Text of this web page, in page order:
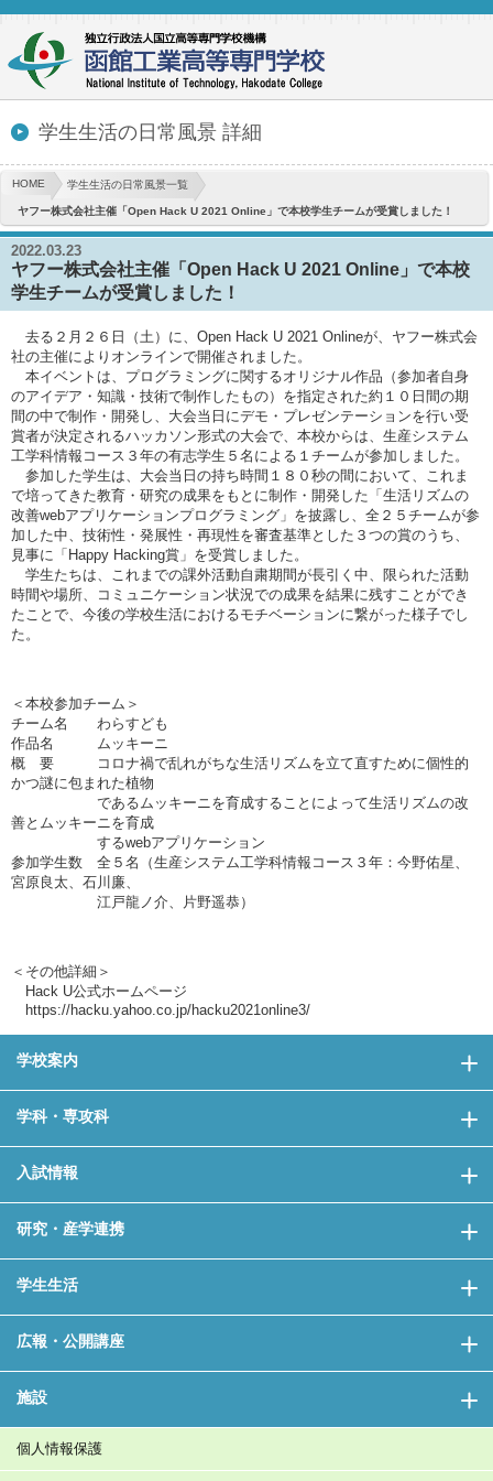
学生生活の日常風景 詳細
HOME 学生生活の日常風景一覧
ヤフー株式会社主催「Open Hack U 2021 Online」で本校学生チームが受賞しました！
2022.03.23
ヤフー株式会社主催「Open Hack U 2021 Online」で本校
学生チームが受賞しました！
去る２月２６日（土）に、Open Hack U 2021 Onlineが、ヤフー株式会
社の主催によりオンラインで開催されました。
本イベントは、プログラミングに関するオリジナル作品（参加者自身
のアイデア・知識・技術で制作したもの）を指定された約１０日間の期
間の中で制作・開発し、大会当日にデモ・プレゼンテーションを行い受
賞者が決定されるハッカソン形式の大会で、本校からは、生産システム
工学科情報コース３年の有志学生５名による１チームが参加しました。
参加した学生は、大会当日の持ち時間１８０秒の間において、これま
で培ってきた教育・研究の成果をもとに制作・開発した「生活リズムの
改善webアプリケーションプログラミング」を披露し、全２５チームが参
加した中、技術性・発展性・再現性を審査基準とした３つの賞のうち、
見事に「Happy Hacking賞」を受賞しました。
学生たちは、これまでの課外活動自粛期間が長引く中、限られた活動
時間や場所、コミュニケーション状況での成果を結果に残すことができ
たことで、今後の学校生活におけるモチベーションに繋がった様子でし
た。
＜本校参加チーム＞
チーム名 わらすども
作品名 ムッキーニ
概 要 コロナ禍で乱れがちな生活リズムを立て直すために個性的
かつ謎に包まれた植物
であるムッキーニを育成することによって生活リズムの改
善とムッキーニを育成
するwebアプリケーション
参加学生数 全５名（生産システム工学科情報コース３年：今野佑星、
宮原良太、石川廉、
江戸龍ノ介、片野遥恭）
＜その他詳細＞
Hack U公式ホームページ
https://hacku.yahoo.co.jp/hacku2021online3/
学校案内
学科・専攻科
入試情報
研究・産学連携
学生生活
広報・公開講座
施設
個人情報保護